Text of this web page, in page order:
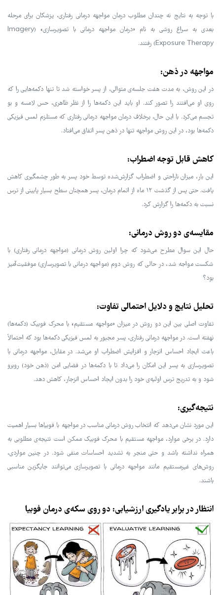
با توجه به نتایج نه چندان مطلوب درمان مواجهه درمانی رفتاری، پزشکان برای مرحله
بعدی به سراغ روشی به نام «درمان مواجهه درمانی با تصویرسازی» (Imagery
Exposure Therapy) رفتند.
مواجهه در ذهن:
در این روش، به مدت هفت جلسه‌ی متوالی، از پسر خواسته شد تا تنها دکمه‌هایی را که
روی او می‌افتند را تصور کند. او باید این دکمه‌ها را از نظر ظاهری، حس لامسه و بو
تجسم می‌کرد. با این حال، برخلاف درمان مواجهه درمانی رفتاری که مستلزم لمس فیزیکی
دکمه‌ها بود، در این روش مواجهه تنها در ذهن پسر اتفاق می‌افتاد.
کاهش قابل توجه اضطراب:
این بار، میزان ناراحتی و اضطراب گزارش‌شده توسط خود پسر به طور چشمگیری کاهش
یافت. حتی پس از گذشت ۱۲ ماه از اتمام درمان، پسر همچنان سطح بسیار پایینی از ترس
نسبت به دکمه‌ها را گزارش کرد.
مقایسه‌ی دو روش درمانی:
حال این سوال مطرح می‌شود که چرا اولین روش درمانی (مواجهه درمانی رفتاری) با
شکست مواجه شد، در حالی که روش دوم (مواجهه درمانی با تصویرسازی) موفقیت‌آمیز
بود؟
تحلیل نتایج و دلایل احتمالی تفاوت:
تفاوت اصلی بین این دو روش در میزان «مواجهه مستقیم» با محرک فوبیک (دکمه‌ها)
نهفته است. در مواجهه درمانی رفتاری، پسر مجبور به لمس فیزیکی دکمه‌ها بود که احتمالاً
باعث ایجاد احساس انزجار و افزایش اضطراب او می‌شد. در مقابل، مواجهه درمانی با
تصویرسازی به پسر این امکان را می‌داد تا با دکمه‌ها در فضایی امن (ذهن خود) روبرو
شود و به تدریج ترس اولیه‌ی خود را بدون ایجاد احساس انزجار، کاهش دهد.
نتیجه‌گیری:
این مورد نشان می‌دهد که انتخاب روش درمانی مناسب در مواجهه با فوبیاها بسیار اهمیت
دارد. در برخی موارد، مواجهه مستقیم با محرک فوبیک ممکن است نتیجه‌ی مطلوبی به
همراه نداشته باشد و حتی منجر به تشدید احساسات منفی شود. در چنین مواردی،
روش‌های غیرمستقیم مانند مواجهه درمانی با تصویرسازی می‌توانند جایگزین مناسبی
باشند.
انتظار در برابر یادگیری ارزشیابی: دو روی سکه‌ی درمان فوبیا